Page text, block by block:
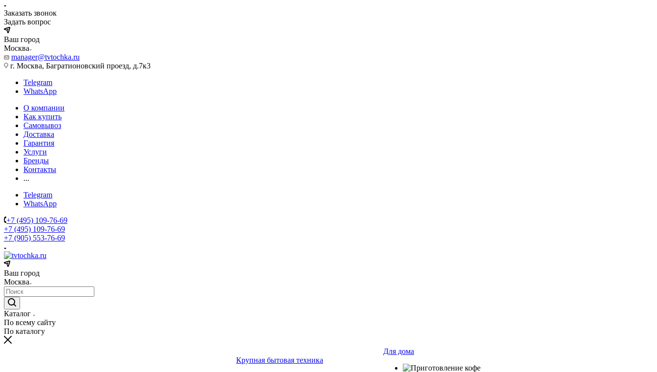
Заказать звонок
Задать вопрос
Ваш город
Москва
manager@tvtochka.ru
г. Москва, Багратионовский проезд, д.7к3
Telegram
WhatsApp
О компании
Как купить
Самовывоз
Доставка
Гарантия
Услуги
Бренды
Контакты
...
Telegram
WhatsApp
+7 (495) 109-76-69
+7 (495) 109-76-69
+7 (905) 553-76-69
Ваш город
Москва
Каталог
По всему сайту
По каталогу
Крупная бытовая техника
Для дома